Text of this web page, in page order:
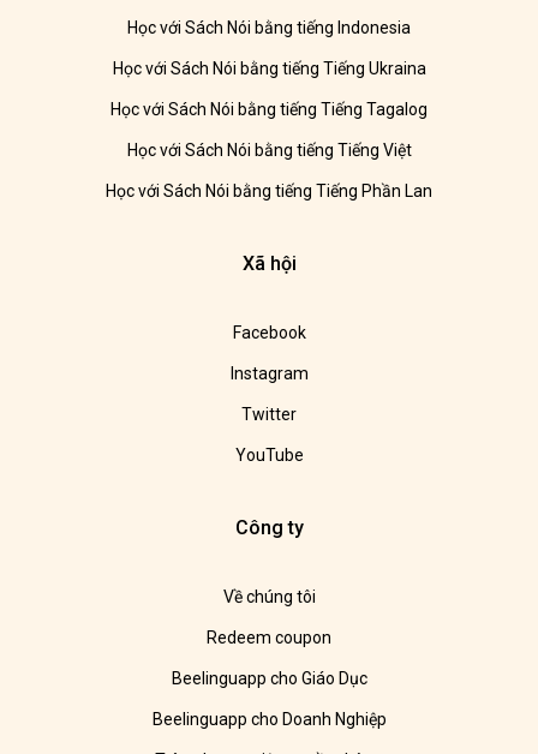
Học với Sách Nói bằng tiếng Indonesia
Học với Sách Nói bằng tiếng Tiếng Ukraina
Học với Sách Nói bằng tiếng Tiếng Tagalog
Học với Sách Nói bằng tiếng Tiếng Việt
Học với Sách Nói bằng tiếng Tiếng Phần Lan
Xã hội
Facebook
Instagram
Twitter
YouTube
Công ty
Về chúng tôi
Redeem coupon
Beelinguapp cho Giáo Dục
Beelinguapp cho Doanh Nghiệp